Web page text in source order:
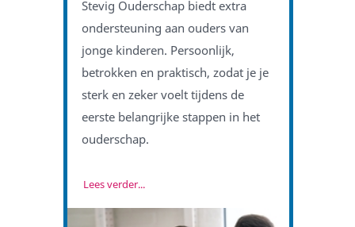
Stevig Ouderschap biedt extra
ondersteuning aan ouders van
jonge kinderen. Persoonlijk,
betrokken en praktisch, zodat je je
sterk en zeker voelt tijdens de
eerste belangrijke stappen in het
ouderschap.
Lees verder...